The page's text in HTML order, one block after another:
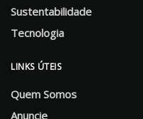
Sustentabilidade
Tecnologia
LINKS ÚTEIS
Quem Somos
Anuncie